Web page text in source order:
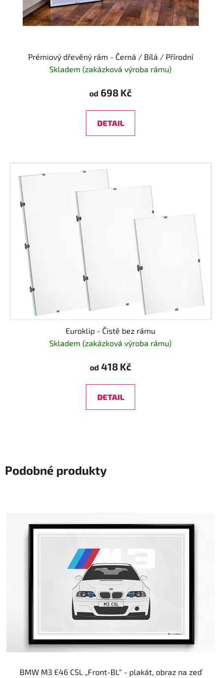
Prémiový dřevěný rám - Černá / Bílá / Přírodní
Skladem (zakázková výroba rámu)
od 698 Kč
DETAIL
Euroklip - Čistě bez rámu
Skladem (zakázková výroba rámu)
od 418 Kč
DETAIL
Podobné produkty
BMW M3 E46 CSL „Front-BL“ - plakát, obraz na zeď